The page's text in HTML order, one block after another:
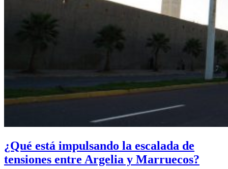
¿Qué está impulsando la escalada de
tensiones entre Argelia y Marruecos?